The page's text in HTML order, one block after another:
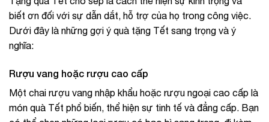
biết ơn đối với sự dẫn dắt, hỗ trợ của họ trong công việc.
Dưới đây là những gợi ý quà tặng Tết sang trọng và ý
nghĩa:
Rượu vang hoặc rượu cao cấp
Một chai rượu vang nhập khẩu hoặc rượu ngoại cao cấp là
món quà Tết phổ biến, thể hiện sự tinh tế và đẳng cấp. Bạn